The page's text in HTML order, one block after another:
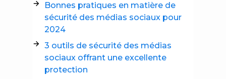
Bonnes pratiques en matière de
sécurité des médias sociaux pour
2024
3 outils de sécurité des médias
sociaux offrant une excellente
protection